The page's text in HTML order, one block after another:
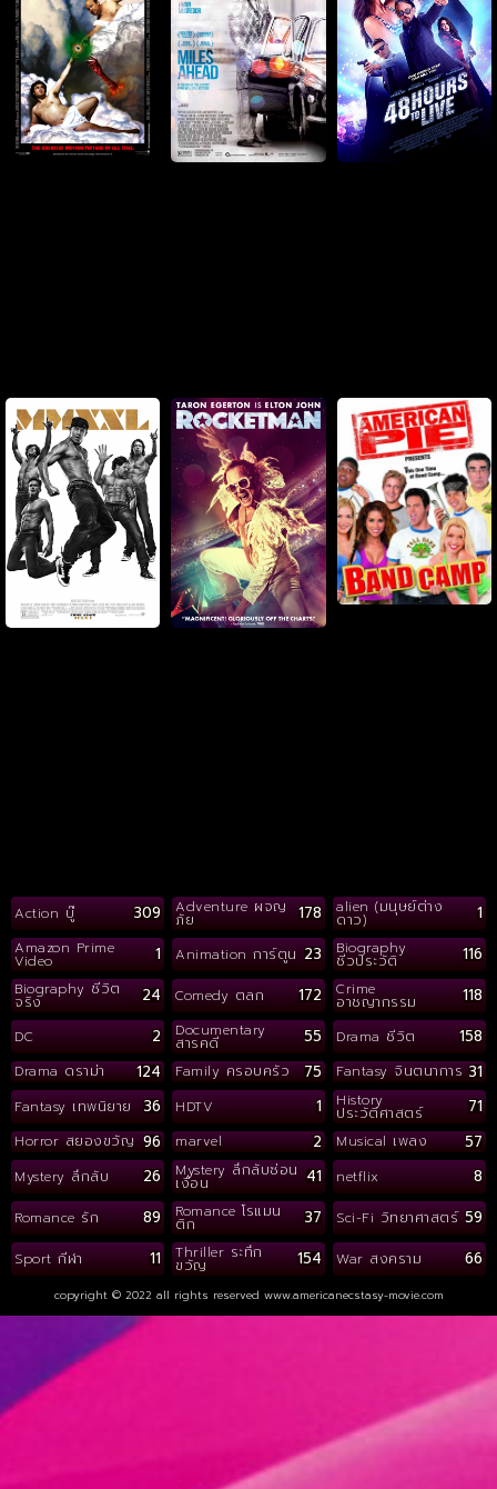
Action บู๊ 309 Adventure ผจญ
ภัย 178 alien (มนุษย์ต่าง
ดาว) 1
Amazon Prime
Video 1 Animation การ์ตูน 23 Biography
ชีวประวัติ 116
Biography ชีวิต
จริง 24 Comedy ตลก 172 Crime
อาชญากรรม 118
DC 2 Documentary
สารคดี 55 Drama ชีวิต 158
Drama ดราม่า 124 Family ครอบครัว 75 Fantasy จินตนาการ 31
Fantasy เทพนิยาย 36 HDTV 1 History
ประวัติศาสตร์ 71
Horror สยองขวัญ 96 marvel 2 Musical เพลง 57
Mystery ลึกลับ 26 Mystery ลึกลับซ่อน
เงื่อน 41 netflix 8
Romance รัก 89 Romance โรแมน
ติก 37 Sci-Fi วิทยาศาสตร์ 59
Sport กีฬา 11 Thriller ระทึก
ขวัญ 154 War สงคราม 66
copyright © 2022 all rights reserved www.americanecstasy-movie.com